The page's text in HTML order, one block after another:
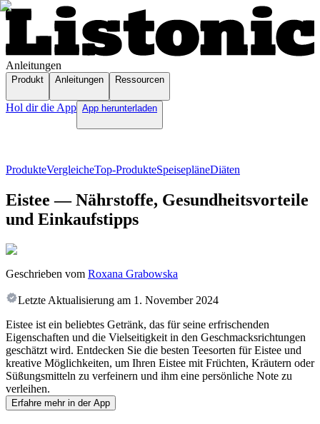
Anleitungen
Produkt Anleitungen Ressourcen
Hol dir die App App herunterladen
ProdukteVergleicheTop-ProdukteSpeisepläneDiäten
Eistee — Nährstoffe, Gesundheitsvorteile
und Einkaufstipps
Geschrieben vom Roxana Grabowska
Letzte Aktualisierung am 1. November 2024
Eistee ist ein beliebtes Getränk, das für seine erfrischenden
Eigenschaften und die Vielseitigkeit in den Geschmacksrichtungen
geschätzt wird. Entdecken Sie die besten Teesorten für Eistee und
kreative Möglichkeiten, um Ihren Eistee mit Früchten, Kräutern oder
Süßungsmitteln zu verfeinern und ihm eine persönliche Note zu
verleihen.
Erfahre mehr in der App